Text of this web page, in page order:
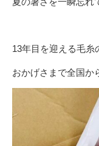
13年目を迎える毛糸
おかげさまで全国か